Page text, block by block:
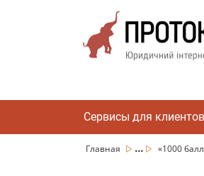
Сервисы для клиентов
Главная ... «1000